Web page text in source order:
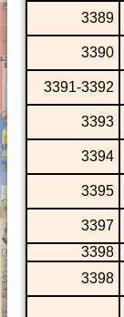
3389
3390
3391-3392
3393
3394
3395
3397
3398
3398